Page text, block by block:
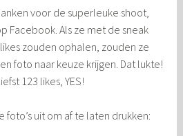
voor de superleuke shoot,
Facebook. Als ze met de sneak
zouden ophalen, zouden ze
foto naar keuze krijgen. Dat lukte!
123 likes, YES!
foto’s uit om af te laten drukken: